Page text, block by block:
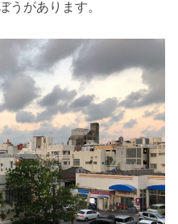
うがあります。